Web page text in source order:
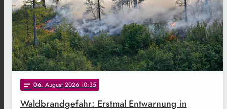
notes 06. August 2026 10:35
Waldbrandgefahr: Erstmal Entwarnung in